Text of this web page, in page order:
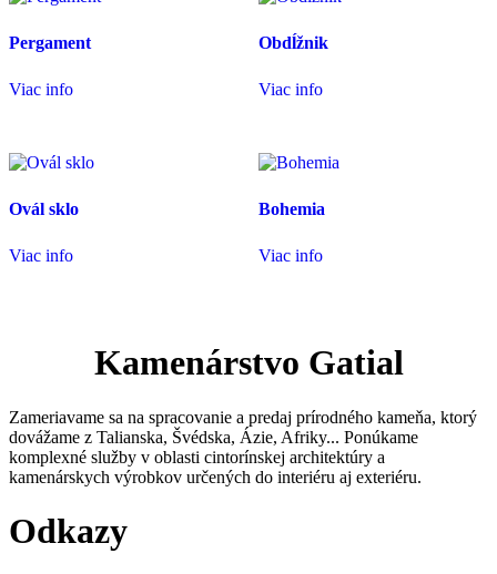
Pergament
Viac info
Obdĺžnik
Viac info
Ovál sklo
Viac info
Bohemia
Viac info
Kamenárstvo Gatial
Zameriavame sa na spracovanie a predaj prírodného kameňa, ktorý
dovážame z Talianska, Švédska, Ázie, Afriky... Ponúkame
komplexné služby v oblasti cintorínskej architektúry a
kamenárskych výrobkov určených do interiéru aj exteriéru.
Odkazy